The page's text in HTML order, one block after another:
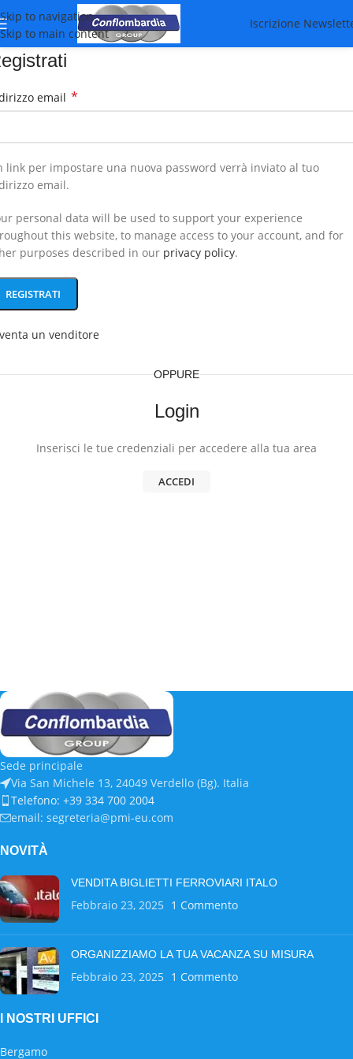
Skip to navigation
Skip to main content
Iscrizione
email *
link per impostare una nuova password verrà inviato al tuo
email.
personal data will be used to support your experience
this website, to manage access to your account, and for
purposes described in our privacy policy.
REGISTRATI
un venditore
OPPURE
Login
Inserisci le tue credenziali per accedere alla tua area
ACCEDI
Sede principale
Via San Michele 13, 24049 Verdello (Bg). Italia
Telefono: +39 334 700 2004
email: segreteria@pmi-eu.com
NOVITÀ
VENDITA BIGLIETTI FERROVIARI ITALO
Febbraio 23, 2025 1 Commento
ORGANIZZIAMO LA TUA VACANZA SU MISURA
Febbraio 23, 2025 1 Commento
I NOSTRI UFFICI
Bergamo